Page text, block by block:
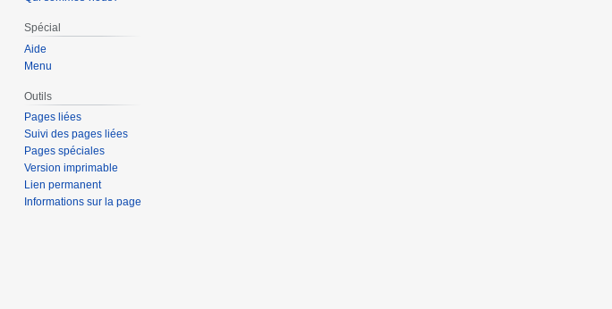
Spécial
Aide
Menu
Outils
Pages liées
Suivi des pages liées
Pages spéciales
Version imprimable
Lien permanent
Informations sur la page